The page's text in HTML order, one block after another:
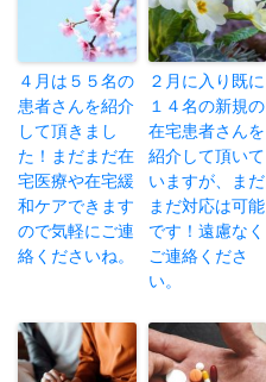
４月は５５名の
患者さんを紹介
して頂きまし
た！まだまだ在
宅医療や在宅緩
和ケアできます
ので気軽にご連
絡くださいね。
２月に入り既に
１４名の新規の
在宅患者さんを
紹介して頂いて
いますが、まだ
まだ対応は可能
です！遠慮なく
ご連絡くださ
い。